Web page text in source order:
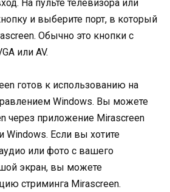
На пульте телевизора или
и выберите порт, в который
Обычно это кнопки с
или AV.
готов к использованию на
Windows. Вы можете
через приложение Mirascreen
Windows. Если вы хотите
или фото с вашего
экран, вы можете
стриминга Mirascreen.